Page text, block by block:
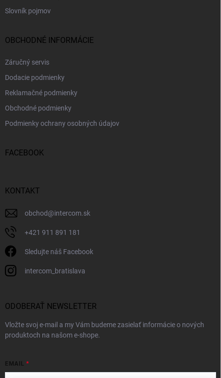
Slovník pojmov
OBCHODNÉ INFORMÁCIE
Záručný servis
Dodacie podmienky
Reklamačné podmienky
Obchodné podmienky
Podmienky ochrany osobných údajov
FACEBOOK
KONTAKT
obchod@intercom.sk
+421 911 891 181
Sledujte náš Facebook
intercom_bratislava
ODOBERAŤ NEWSLETTER
Vložte svoj e-mail a my Vám budeme zasielať informácie o nových
produktoch na našom e-shope.
EMAIL